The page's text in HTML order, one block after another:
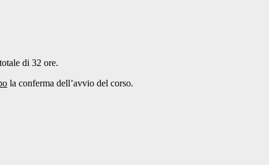
di 32 ore.
la conferma dell’avvio del corso.